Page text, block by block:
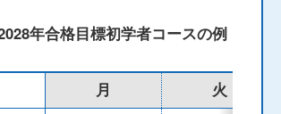
年合格目標初学者コースの例
月 火